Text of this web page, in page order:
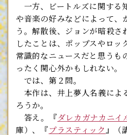
一方、ビートルズに関する
や音楽の好みなどによって、
う。解散後、ジョンが暗殺さ
したことは、ポップスやロッ
常識的なニュースだと思うも
ったく関心外かもしれない。
では、第２問。
本作は、井上夢人名義によ
ろうか。
答え。『ダレカガナカニ
庫）、『プラスティック』（